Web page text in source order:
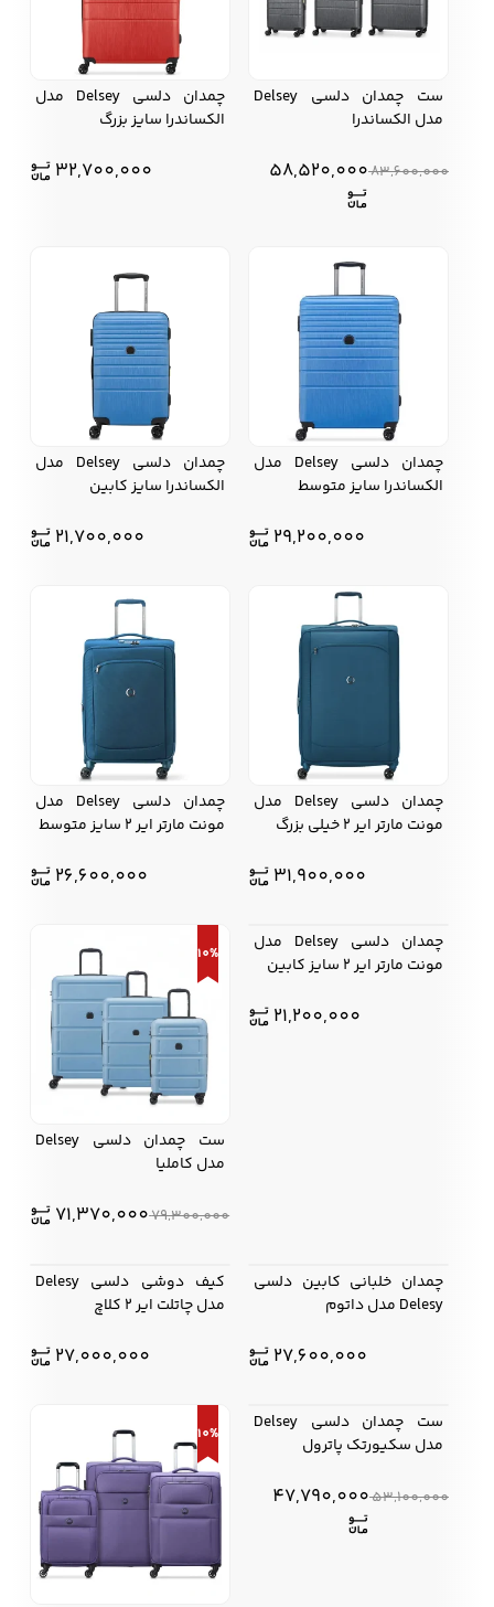
ست چمدان دلسی Delsey
مدل الکساندرا
83,600,000
58,520,000
چمدان دلسی Delsey مدل
الکساندرا سایز بزرگ
32,700,000
چمدان دلسی Delsey مدل
الکساندرا سایز متوسط
29,200,000
چمدان دلسی Delsey مدل
الکساندرا سایز کابین
21,700,000
چمدان دلسی Delsey مدل
مونت مارتر ایر 2 خیلی بزرگ
31,900,000
چمدان دلسی Delsey مدل
مونت مارتر ایر 2 سایز متوسط
26,600,000
چمدان دلسی Delsey مدل
مونت مارتر ایر 2 سایز کابین
21,200,000
10%
ست چمدان دلسی Delsey
مدل کاملیا
79,300,000
71,370,000
چمدان خلبانی کابین دلسی
Delesy مدل داتوم
27,600,000
کیف دوشی دلسی Delesy
مدل چاتلت ایر 2 کلاچ
27,000,000
ست چمدان دلسی Delsey
مدل سکیورتک پاترول
53,100,000
47,790,000
10%